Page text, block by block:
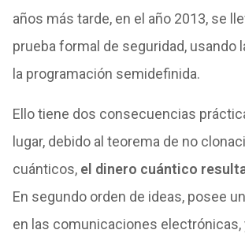
años más tarde, en el año 2013, se
prueba formal de seguridad, usando
la programación semidefinida.
Ello tiene dos consecuencias
lugar, debido al teorema de no
cuánticos,el dinero cuántico
En segundo orden de ideas, posee
en las comunicaciones electrónicas,